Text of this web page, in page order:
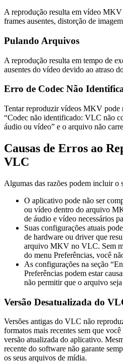
A reprodução resulta em vídeo
frames ausentes, distorção de
Pulando Arquivos
A reprodução resulta em tempo de
ausentes do vídeo devido ao atraso
Erro de Codec Não
Tentar reproduzir vídeos MKV pode
“Codec não identificado: VLC não
áudio ou vídeo” e o arquivo não
Causas de Erros ao
VLC
Algumas das razões podem incluir o
O aplicativo pode não ser
ou vídeo dentro do arquivo
de áudio e vídeo necessários
Suas configurações atuais
de hardware ou driver que
arquivo MKV no VLC. Sem
do menu Preferências, você
As configurações na seção
Preferências podem estar
não permitir que o arquivo
Versão Desatualizada do
Versões antigas do VLC não
formatos mais recentes sem que
versão atualizada do aplicativo.
recente do software não garante
os seus arquivos de mídia.